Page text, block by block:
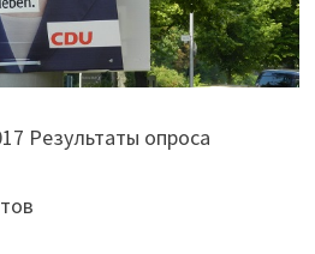
Результаты опроса